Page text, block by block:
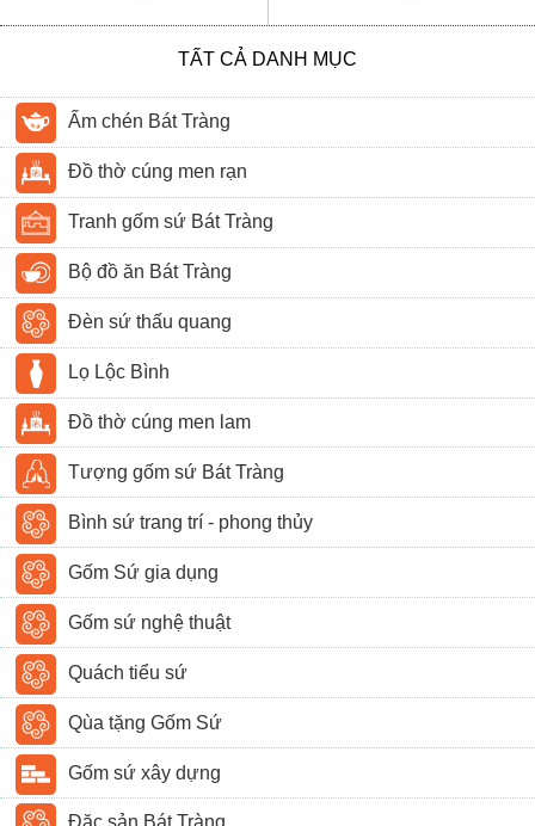
TẤT CẢ DANH MỤC
Ấm chén Bát Tràng
Đồ thờ cúng men rạn
Tranh gốm sứ Bát Tràng
Bộ đồ ăn Bát Tràng
Đèn sứ thấu quang
Lọ Lộc Bình
Đồ thờ cúng men lam
Tượng gốm sứ Bát Tràng
Bình sứ trang trí - phong thủy
Gốm Sứ gia dụng
Gốm sứ nghệ thuật
Quách tiểu sứ
Qùa tặng Gốm Sứ
Gốm sứ xây dựng